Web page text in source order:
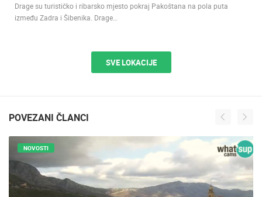
Drage su turističko i ribarsko mjesto pokraj Pakoštana na pola puta
između Zadra i Šibenika. Drage…
SVE LOKACIJE
POVEZANI ČLANCI
NOVOSTI